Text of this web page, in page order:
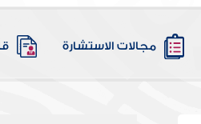
مجالات الاستشارة